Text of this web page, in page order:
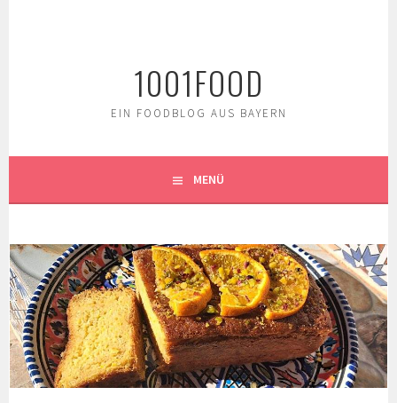
1001FOOD
EIN FOODBLOG AUS BAYERN
MENÜ